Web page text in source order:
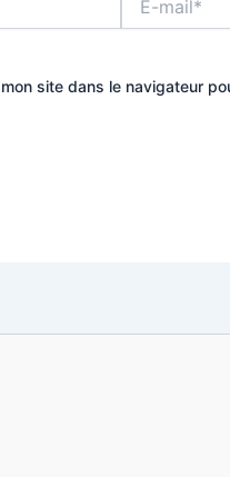
mail*
site dans le navigateur